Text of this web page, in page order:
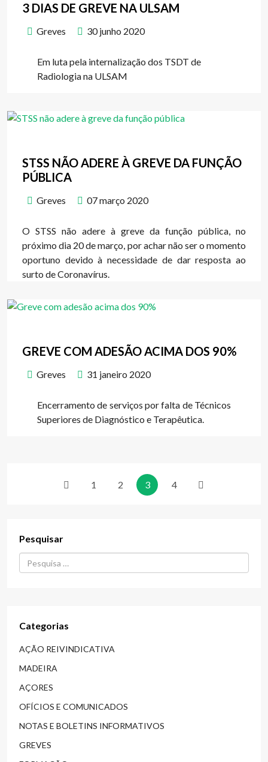
3 DIAS DE GREVE NA ULSAM
Greves 30 junho 2020
Em luta pela internalização dos TSDT de
Radiologia na ULSAM
STSS NÃO ADERE À GREVE DA FUNÇÃO
PÚBLICA
Greves 07 março 2020
O STSS não adere à greve da função pública, no
próximo dia 20 de março, por achar não ser o momento
oportuno devido à necessidade de dar resposta ao
surto de Coronavírus.
GREVE COM ADESÃO ACIMA DOS 90%
Greves 31 janeiro 2020
Encerramento de serviços por falta de Técnicos
Superiores de Diagnóstico e Terapêutica.
1 2 3 4
Pesquisar
Procurar...
Categorias
AÇÃO REIVINDICATIVA
MADEIRA
AÇORES
OFÍCIOS E COMUNICADOS
NOTAS E BOLETINS INFORMATIVOS
GREVES